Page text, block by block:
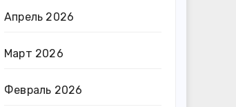
Апрель 2026
Март 2026
Февраль 2026